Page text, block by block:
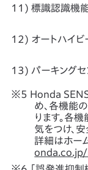
11) 標識認識機
12) オートハイビ
13) パーキングセ
Honda
め、各機能
ります。各
気をつけ、
詳細はホー